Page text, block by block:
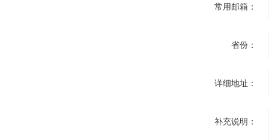
常用邮箱：
省份：
详细地址：
补充说明：